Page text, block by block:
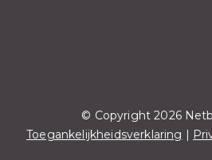
© Copyright 2026
Toegankelijkheidsverklaring |